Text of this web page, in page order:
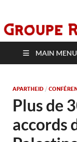
MAIN MENU
APARTHEID /
Plus de
accords